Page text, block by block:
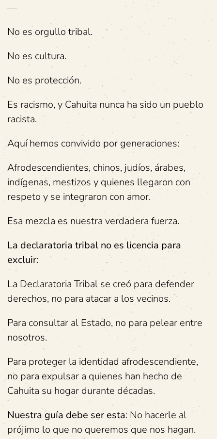
—
No es orgullo tribal.
No es cultura.
No es protección.
Es racismo, y Cahuita nunca ha sido un pueblo
racista.
Aquí hemos convivido por generaciones:
Afrodescendientes, chinos, judíos, árabes,
indígenas, mestizos y quienes llegaron con
respeto y se integraron con amor.
Esa mezcla es nuestra verdadera fuerza.
La declaratoria tribal no es licencia para
excluir:
La Declaratoria Tribal se creó para defender
derechos, no para atacar a los vecinos.
Para consultar al Estado, no para pelear entre
nosotros.
Para proteger la identidad afrodescendiente,
no para expulsar a quienes han hecho de
Cahuita su hogar durante décadas.
Nuestra guía debe ser esta: No hacerle al
prójimo lo que no queremos que nos hagan.